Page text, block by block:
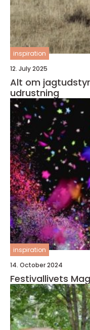
inspiration
12. July 2025
Alt om
udrustning
inspiration
14. October 2024
Festivallivets